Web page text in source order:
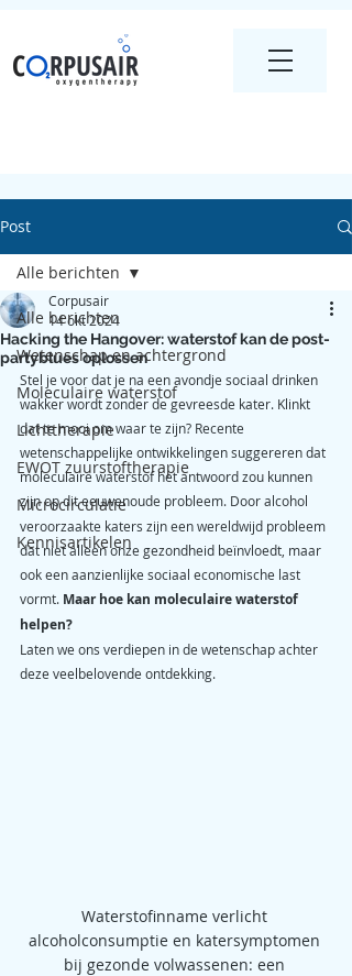
Post
Alle berichten
Wetenschap en achtergrond
Moleculaire waterstof
Lichttherapie
EWOT zuurstoftherapie
Microcirculatie
Kennisartikelen
Alle berichten
Hacking the Hangover: waterstof kan de post-
partyblues oplossen
Corpusair
14 okt 2024
Stel je voor dat je na een avondje sociaal drinken
wakker wordt zonder de gevreesde kater. Klinkt
dat te mooi om waar te zijn? Recente
wetenschappelijke ontwikkelingen suggereren dat
moleculaire waterstof het antwoord zou kunnen
zijn op dit eeuwenoude probleem. Door alcohol
veroorzaakte katers zijn een wereldwijd probleem
dat niet alleen onze gezondheid beïnvloedt, maar
ook een aanzienlijke sociaal economische last
vormt. Maar hoe kan moleculaire waterstof
helpen?
Laten we ons verdiepen in de wetenschap achter
deze veelbelovende ontdekking.
Waterstofinname verlicht
alcoholconsumptie en katersymptomen
bij gezonde volwassenen: een